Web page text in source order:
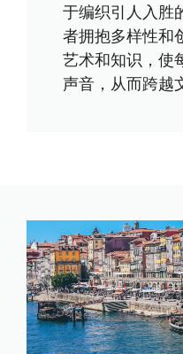
于编织引人入胜
者拥抱多样性和
艺术和知识，使
声音，从而跨越